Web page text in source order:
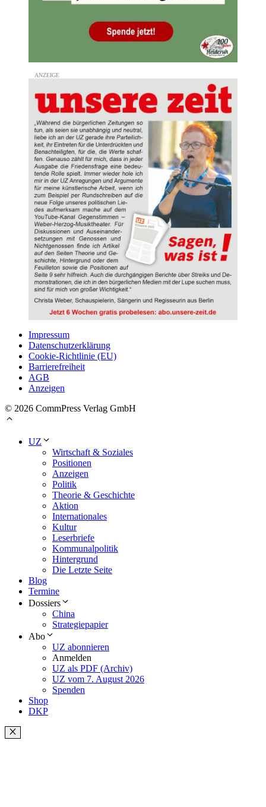
Impressum
Datenschutzerklärung
Cookie-Richtlinie (EU)
Barrierefreiheit
AGB
Anzeigen
© 2026 CommPress Verlag GmbH
UZ
Wirtschaft & Soziales
Positionen
Anzeigen
Politik
Theorie & Geschichte
Aktion
Internationales
Kultur
Leserbriefe
Kommunalpolitik
Hintergrund
Die Letzte Seite
Blog
Termine
Dossiers
China
Strategiepapier
Abo
UZ abonnieren
Anmelden
UZ als PDF (Archiv)
UZ vom 7. August 2026
Spenden
Shop
DKP
Schließen